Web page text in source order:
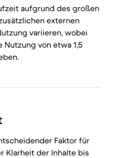
aufgrund des großen
externen
variieren, wobei
von etwa 1,5
Faktor für
Klarheit der Inhalte bis